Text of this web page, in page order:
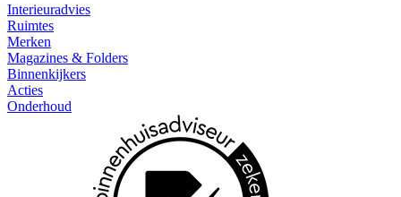
Interieuradvies
Ruimtes
Merken
Magazines & Folders
Binnenkijkers
Acties
Onderhoud